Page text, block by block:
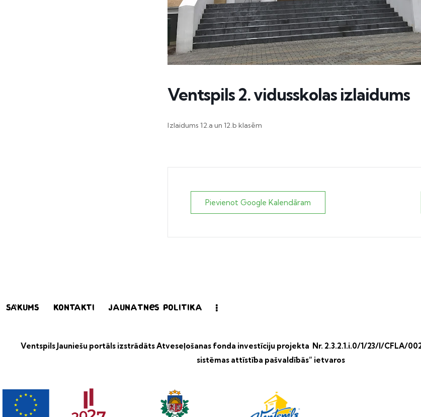
Ventspils 2. vidusskolas izlaidums
Izlaidums 12.a un 12.b klasēm
Pievienot Google Kalendāram
Sākums Kontakti Jaunatnes politika
Ventspils Jauniešu portāls izstrādātsAtveseļošanas fonda investīciju projekta Nr. 2.3.2.1.i.0/1/23/I/CFLA/
sistēmas attīstība pašvaldībās” ietvaros